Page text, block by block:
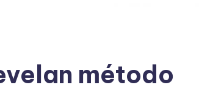
método